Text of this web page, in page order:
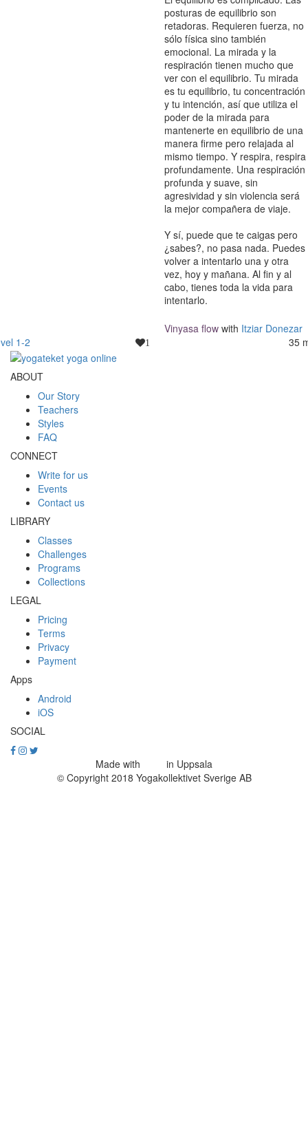
posturas de equilibrio son
retadoras. Requieren fuerza, no
sólo física sino también
emocional. La mirada y la
respiración tienen mucho que
ver con el equilibrio. Tu mirada
es tu equilibrio, tu concentración
y tu intención, así que utiliza el
poder de la mirada para
mantenerte en equilibrio de una
manera firme pero relajada al
mismo tiempo. Y respira, respira
profundamente. Una respiración
profunda y suave, sin
agresividad y sin violencia será
la mejor compañera de viaje.
Y sí, puede que te caigas pero
¿sabes?, no pasa nada. Puedes
volver a intentarlo una y otra
vez, hoy y mañana. Al fin y al
cabo, tienes toda la vida para
intentarlo.
Vinyasa flow with Itziar Donezar
1-2
1 35
ABOUT
Our Story
Teachers
Styles
FAQ
CONNECT
Write for us
Events
Contact us
LIBRARY
Classes
Challenges
Programs
Collections
LEGAL
Pricing
Terms
Privacy
Payment
Apps
Android
iOS
SOCIAL
Made with
in Uppsala
© Copyright 2018 Yogakollektivet Sverige AB